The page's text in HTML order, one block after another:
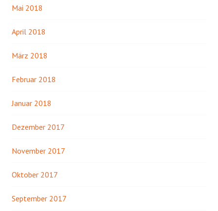
Mai 2018
April 2018
März 2018
Februar 2018
Januar 2018
Dezember 2017
November 2017
Oktober 2017
September 2017